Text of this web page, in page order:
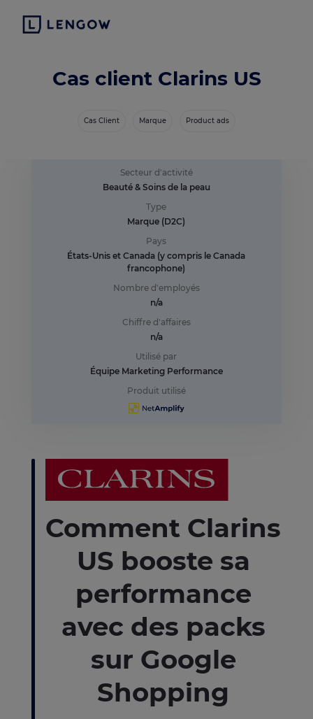
Cas client Clarins US
Cas Client Marque Product ads
Comment Clarins
US booste sa
performance
avec des packs
sur Google
Shopping
Secteur d'activité
Beauté & Soins de la peau
Type
Marque (D2C)
Pays
États-Unis et Canada (y compris le Canada
francophone)
Nombre d'employés
n/a
Chiffre d'affaires
n/a
Utilisé par
Équipe Marketing Performance
Produit utilisé